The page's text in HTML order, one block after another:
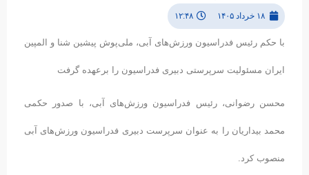
۱۸ خرداد ۱۴۰۵ ۱۲:۴۸
با حکم رئیس فدراسیون ورزش‌های آبی، ملی‌پوش پیشین شنا و المپین
ایران مسئولیت سرپرستی دبیری فدراسیون را برعهده گرفت
محسن رضوانی، رئیس فدراسیون ورزش‌های آبی، با صدور حکمی
محمد بیداریان را به عنوان سرپرست دبیری فدراسیون ورزش‌های آبی
منصوب کرد.